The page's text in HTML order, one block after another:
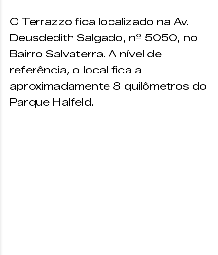
O Terrazzo fica localizado na Av.
Deusdedith Salgado, nº 5050, no
Bairro Salvaterra. A nível de
referência, o local fica a
aproximadamente 8 quilômetros do
Parque Halfeld.